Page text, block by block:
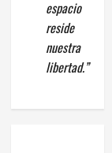
espacio
reside
nuestra
libertad.”